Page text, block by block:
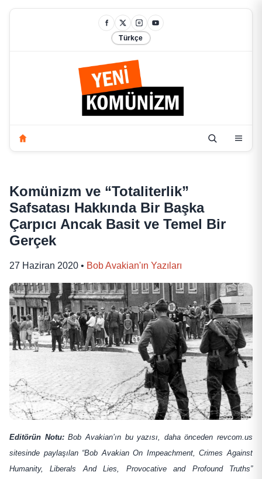
Türkçe
Komünizm ve “Totaliterlik”
Safsatası Hakkında Bir Başka
Çarpıcı Ancak Basit ve Temel Bir
Gerçek
27 Haziran 2020 • Bob Avakian'ın Yazıları
Editörün Notu:Bob Avakian’ın bu yazısı, daha önceden revcom.us
sitesinde paylaşılan “Bob Avakian On Impeachment, Crimes Against
Humanity, Liberals And Lies, Provocative and Profound Truths”